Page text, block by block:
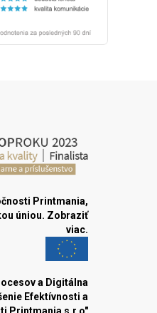
Printmania,
úniou. Zobraziť
viac.
a Digitálna
Efektívnosti a